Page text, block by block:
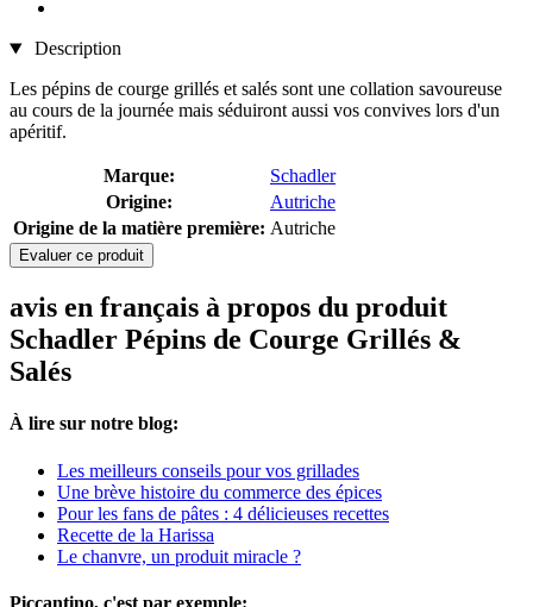
Description
Les pépins de courge grillés et salés sont une collation savoureuse
au cours de la journée mais séduiront aussi vos convives lors d'un
apéritif.
Marque:
Schadler
Origine:
Autriche
Origine de la matière première: Autriche
Evaluer ce produit
avis en français à propos du produit
Schadler Pépins de Courge Grillés &
Salés
À lire sur notre blog:
Les meilleurs conseils pour vos grillades
Une brève histoire du commerce des épices
Pour les fans de pâtes : 4 délicieuses recettes
Recette de la Harissa
Le chanvre, un produit miracle ?
Piccantino, c'est par exemple: